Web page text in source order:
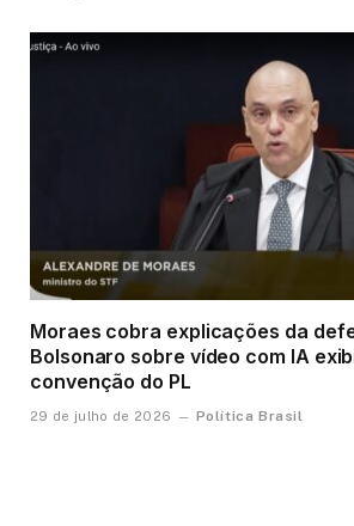
Moraes cobra explicações da
Bolsonaro sobre vídeo com IA
convenção do PL
29 de julho de 2026 Política Brasil